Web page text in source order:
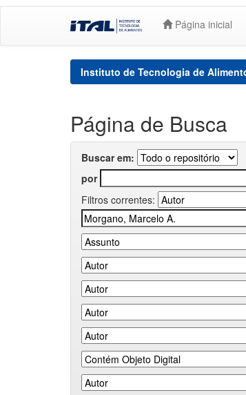
Página inicial
Instituto de Tecnologia de
Página de Busca
Buscar em:
por
Filtros correntes: